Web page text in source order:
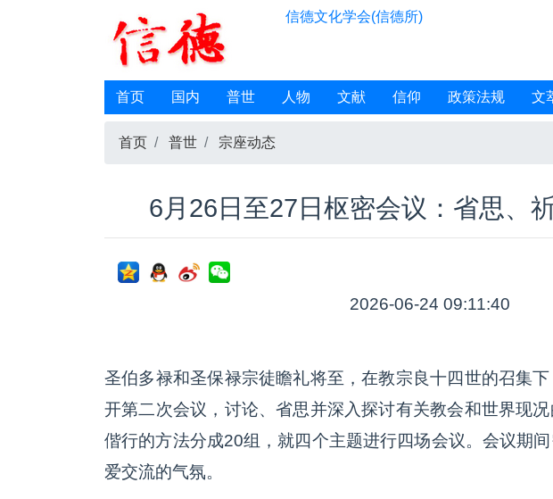
信德文化学会(信德所)
首页 国内 普世 人物 文献 信仰 政策法规 文
首页 普世 宗座动态
6月26日至27日枢密会议：省思、
2026-06-24 09:11:40
圣伯多禄和圣保禄宗徒瞻礼将至，在教宗良十四世的召集
开第二次会议，讨论、省思并深入探讨有关教会和世界现
偕行的方法分成20组，就四个主题进行四场会议。会议期
爱交流的气氛。